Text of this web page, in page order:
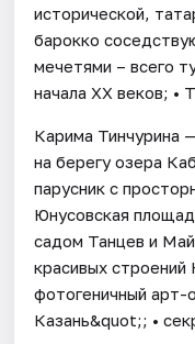
исторической,
барокко
мечетями – всего
начала XX веков; •
Карима Тинчурина
на берегу озера
парусник с
Юнусовская
садом Танцев и
красивых
фотогеничный
Казань&quot;; •